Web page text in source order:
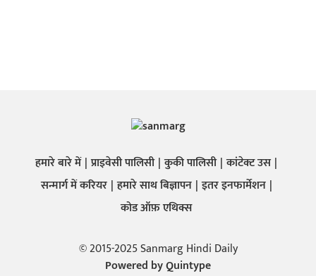
हमारे बारे में प्राइवेसी पालिसी कुकी पालिसी कांटेक्ट उस
सन्मार्ग में करियर हमारे साथ बिज्ञापन इतर इनफार्मेशन
कोड ऑफ़ एथिक्स
© 2015-2025 Sanmarg Hindi Daily
Powered byQuintype